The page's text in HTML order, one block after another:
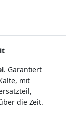
. Garantiert
mit
die Zeit.